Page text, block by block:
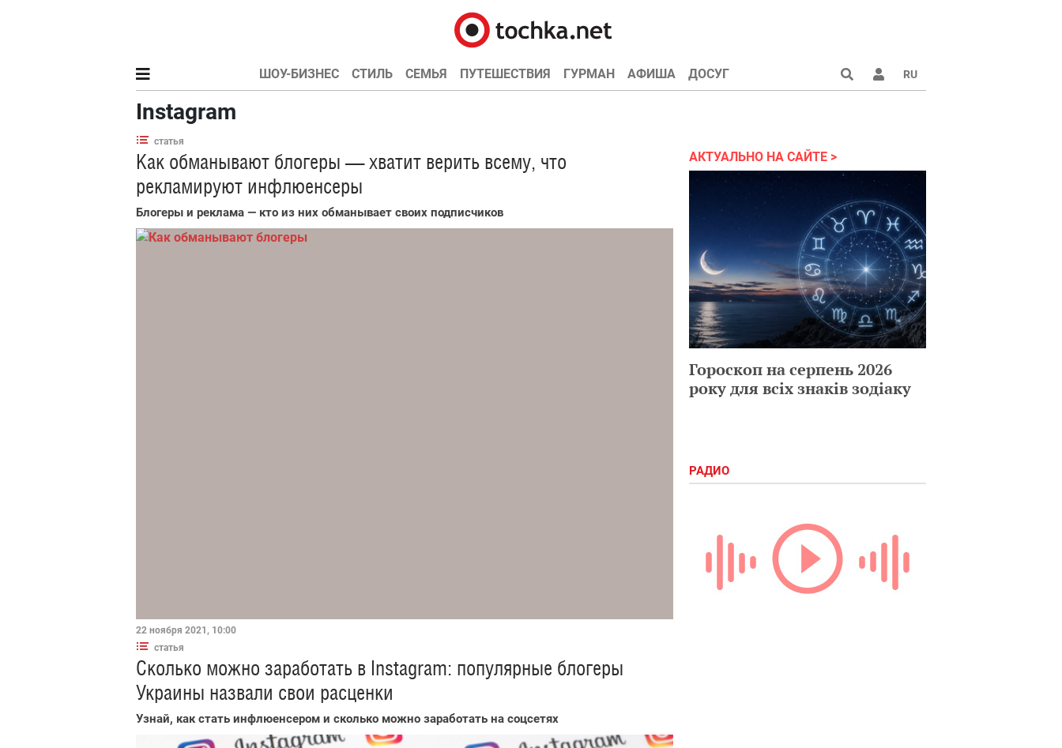
ШОУ-БИЗНЕС СТИЛЬ СЕМЬЯ ПУТЕШЕСТВИЯ ГУРМАН АФИША ДОСУГ RU
Instagram
статья
Как обманывают блогеры — хватит верить всему, что
рекламируют инфлюенсеры
Блогеры и реклама — кто из них обманывает своих подписчиков
22 ноября 2021, 10:00
статья
Сколько можно заработать в Instagram: популярные блогеры
Украины назвали свои расценки
Узнай, как стать инфлюенсером и сколько можно заработать на соцсетях
АКТУАЛЬНО НА САЙТЕ
Гороскоп на серпень 2026
року для всіх знаків зодіаку
РАДИО